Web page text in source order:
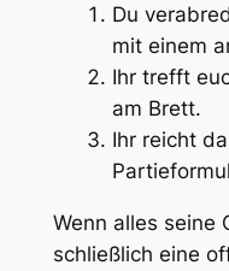
Du
mit einem
Ihr trefft
am Brett.
Ihr reicht
Wenn alles seine
schließlich eine